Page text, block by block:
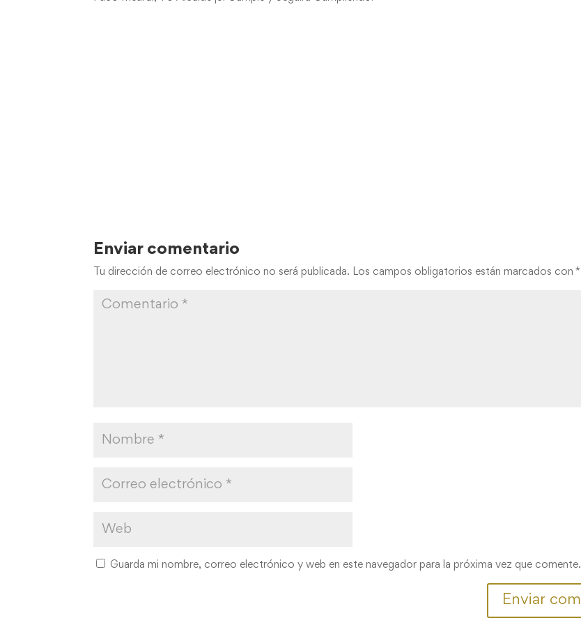
Enviar comentario
Tu dirección de correo electrónico no será publicada. Los campos obligatorios están marcados con *
Guarda mi nombre, correo electrónico y web en este navegador para la próxima vez que comente.